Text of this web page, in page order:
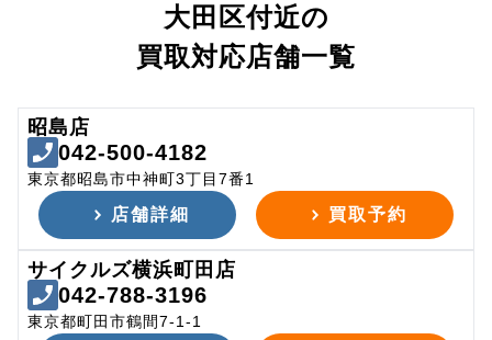
大田区付近の
買取対応店舗一覧
昭島店
042-500-4182
東京都昭島市中神町3丁目7番1
店舗詳細 買取予約
サイクルズ横浜町田店
042-788-3196
東京都町田市鶴間7-1-1